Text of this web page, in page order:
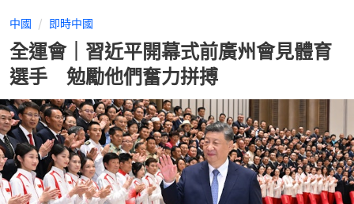
中國 即時中國
全運會｜習近平開幕式前廣州會見體育
選手 勉勵他們奮力拼搏